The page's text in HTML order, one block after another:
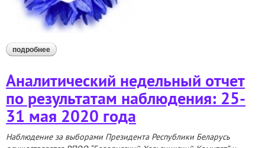
подробнее о правозащитное сообщество беларуси требует прекратить
давление и запугивание людей в связи с их участием в
Аналитический недельный отчет
по результатам наблюдения: 25-
31 мая 2020 года
Наблюдение за выборами Президента Республики Беларусь